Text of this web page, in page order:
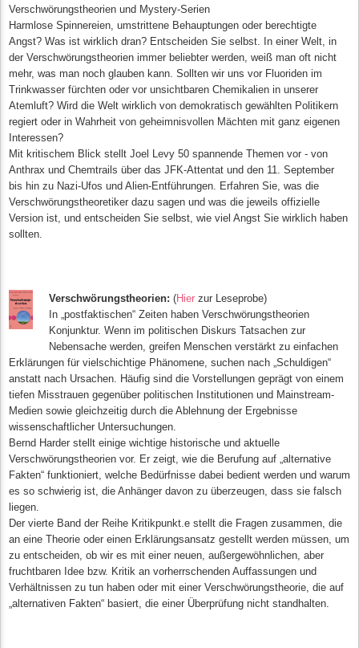
Verschwörungstheorien und Mystery-Serien
Harmlose Spinnereien, umstrittene Behauptungen oder berechtigte
Angst? Was ist wirklich dran? Entscheiden Sie selbst. In einer Welt, in
der Verschwörungstheorien immer beliebter werden, weiß man oft nicht
mehr, was man noch glauben kann. Sollten wir uns vor Fluoriden im
Trinkwasser fürchten oder vor unsichtbaren Chemikalien in unserer
Atemluft? Wird die Welt wirklich von demokratisch gewählten Politikern
regiert oder in Wahrheit von geheimnisvollen Mächten mit ganz eigenen
Interessen?
Mit kritischem Blick stellt Joel Levy 50 spannende Themen vor - von
Anthrax und Chemtrails über das JFK-Attentat und den 11. September
bis hin zu Nazi-Ufos und Alien-Entführungen. Erfahren Sie, was die
Verschwörungstheoretiker dazu sagen und was die jeweils offizielle
Version ist, und entscheiden Sie selbst, wie viel Angst Sie wirklich haben
sollten.
Verschwörungstheorien: (Hierzur Leseprobe)
In „postfaktischen“ Zeiten haben Verschwörungstheorien
Konjunktur. Wenn im politischen Diskurs Tatsachen zur
Nebensache werden, greifen Menschen verstärkt zu einfachen
Erklärungen für vielschichtige Phänomene, suchen nach „Schuldigen“
anstatt nach Ursachen. Häufig sind die Vorstellungen geprägt von einem
tiefen Misstrauen gegenüber politischen Institutionen und Mainstream-
Medien sowie gleichzeitig durch die Ablehnung der Ergebnisse
wissenschaftlicher Untersuchungen.
Bernd Harder stellt einige wichtige historische und aktuelle
Verschwörungstheorien vor. Er zeigt, wie die Berufung auf „alternative
Fakten“ funktioniert, welche Bedürfnisse dabei bedient werden und warum
es so schwierig ist, die Anhänger davon zu überzeugen, dass sie falsch
liegen.
Der vierte Band der Reihe Kritikpunkt.e stellt die Fragen zusammen, die
an eine Theorie oder einen Erklärungsansatz gestellt werden müssen, um
zu entscheiden, ob wir es mit einer neuen, außergewöhnlichen, aber
fruchtbaren Idee bzw. Kritik an vorherrschenden Auffassungen und
Verhältnissen zu tun haben oder mit einer Verschwörungstheorie, die auf
„alternativen Fakten“ basiert, die einer Überprüfung nicht standhalten.